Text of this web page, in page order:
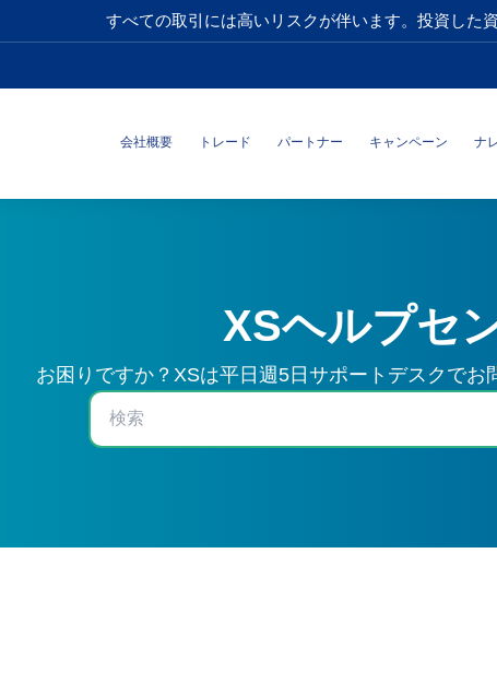
すべての取引には高いリスクが伴います。投資した
会社概要 トレード パートナー キャンペーン ナ
XSヘルプセ
お困りですか？XSは平日週5日サポートデスクでお